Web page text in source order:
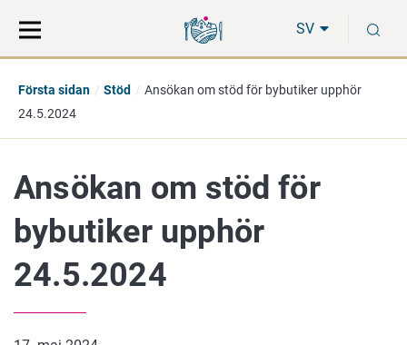
direkt
till
på
hela
SV
Första sidan Stöd
Ansökan om stöd för bybutiker upphör
24.5.2024
Ansökan om stöd för
bybutiker upphör
24.5.2024